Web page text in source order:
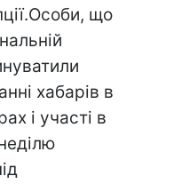
що
хабарів в
і участі в